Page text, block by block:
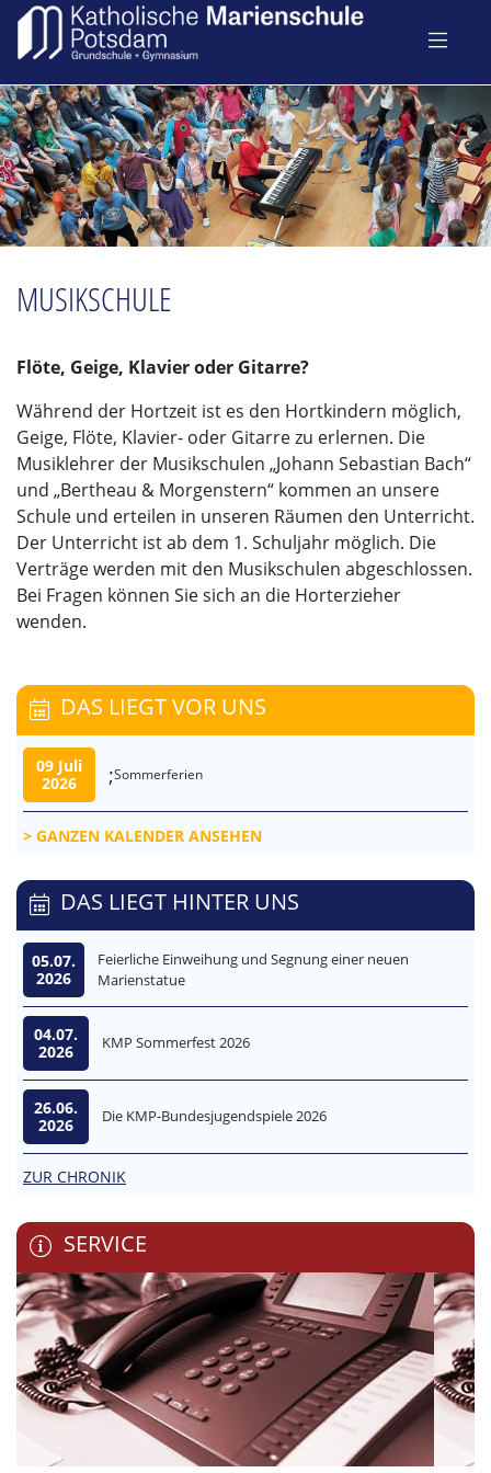
MUSIKSCHULE
Flöte, Geige, Klavier oder Gitarre?
Während der Hortzeit ist es den Hortkindern möglich,
Geige, Flöte, Klavier- oder Gitarre zu erlernen. Die
Musiklehrer der Musikschulen „Johann Sebastian Bach“
und „Bertheau & Morgenstern“ kommen an unsere
Schule und erteilen in unseren Räumen den Unterricht.
Der Unterricht ist ab dem 1. Schuljahr möglich. Die
Verträge werden mit den Musikschulen abgeschlossen.
Bei Fragen können Sie sich an die Horterzieher
wenden.
DAS LIEGT VOR UNS
09 Juli
2026
;Sommerferien
GANZEN KALENDER ANSEHEN
DAS LIEGT HINTER UNS
05.07.
2026
Feierliche Einweihung und Segnung einer neuen
Marienstatue
04.07.
2026
KMP Sommerfest 2026
26.06.
2026
Die KMP-Bundesjugendspiele 2026
ZUR CHRONIK
SERVICE